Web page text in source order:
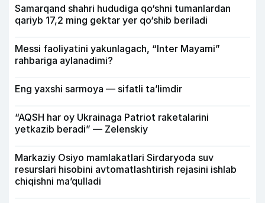
Samarqand shahri hududiga qo‘shni tumanlardan
qariyb 17,2 ming gektar yer qo‘shib beriladi
Messi faoliyatini yakunlagach, “Inter Mayami”
rahbariga aylanadimi?
Eng yaxshi sarmoya — sifatli ta’limdir
“AQSH har oy Ukrainaga Patriot raketalarini
yetkazib beradi” — Zelenskiy
Markaziy Osiyo mamlakatlari Sirdaryoda suv
resurslari hisobini avtomatlashtirish rejasini ishlab
chiqishni ma’qulladi